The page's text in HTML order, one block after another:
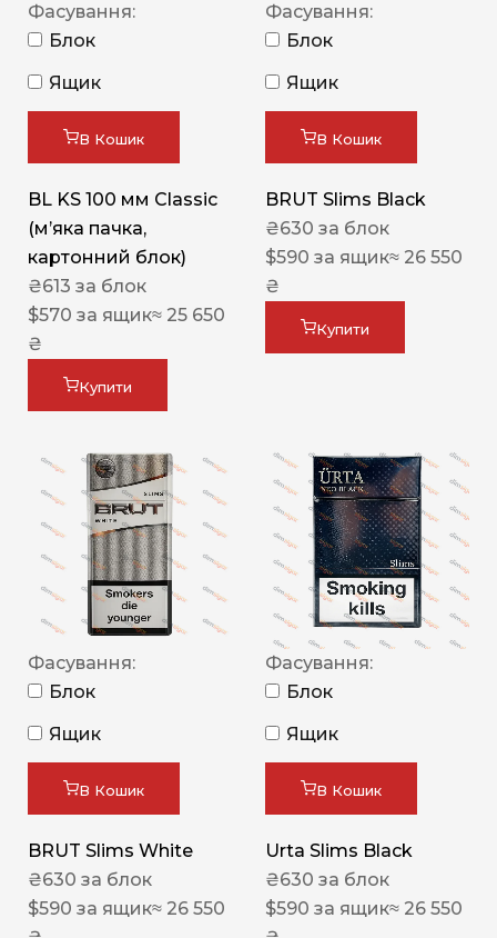
Фасування:
Блок
Ящик
В Кошик
BL KS 100 мм Classic
(м’яка пачка,
картонний блок)
₴613 за блок
$570 за ящик≈ 25 650
₴
Купити
Фасування:
Блок
Ящик
В Кошик
BRUT Slims Black
₴630 за блок
$590 за ящик≈ 26 550
₴
Купити
Фасування:
Блок
Ящик
В Кошик
BRUT Slims White
₴630 за блок
$590 за ящик≈ 26 550
Фасування:
Блок
Ящик
В Кошик
Urta Slims Black
₴630 за блок
$590 за ящик≈ 26 550